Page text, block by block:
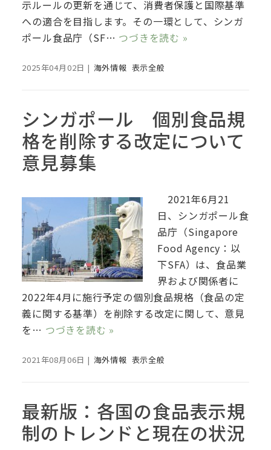
示ルールの更新を通じて、消費者保護と国際基準
への適合を目指します。その一環として、シンガ
ポール食品庁（SF… つづきを読む »
2025年04月02日 | 海外情報 表示全般
シンガポール 個別食品規
格を削除する改定について
意見募集
2021年6月21
日、シンガポール食
品庁（Singapore
Food Agency：以
下SFA）は、食品業
界および関係者に
2022年4月に施行予定の個別食品規格（食品の定
義に関する基準）を削除する改定に関して、意見
を… つづきを読む »
2021年08月06日 | 海外情報 表示全般
最新版：各国の食品表示規
制のトレンドと現在の状況